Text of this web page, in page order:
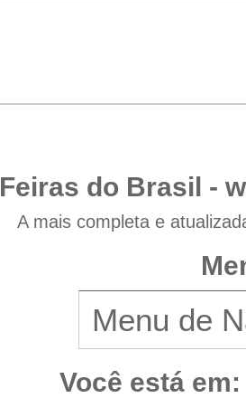
Feiras do Brasil -
A mais completa e
Você está em: